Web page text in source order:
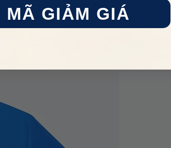
cả với khách hàng khó tính nổi trội.
dễ dàng kết hợp với các trang phục khác nhau
các bạn nam không thể bỏ lỡ.
MÃ GIẢM GIÁ